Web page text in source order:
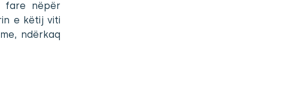
fare nëpër
e këtij viti
ndërkaq